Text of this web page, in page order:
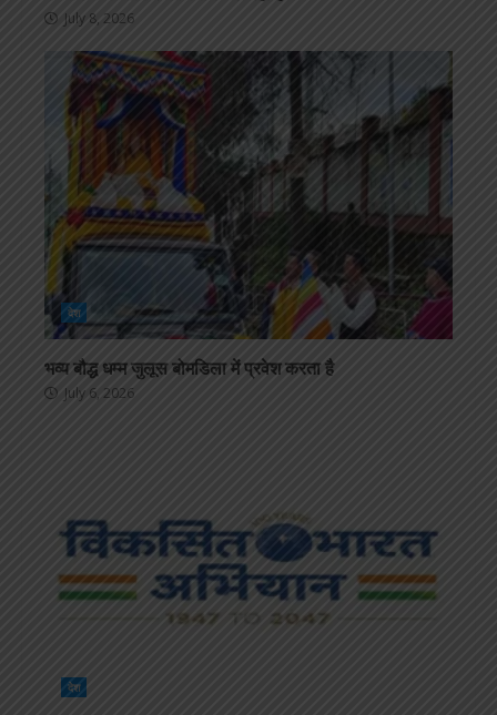
July 8, 2026
देश
भव्य बौद्ध धम्म जुलूस बोमडिला में प्रवेश करता है
July 6, 2026
देश